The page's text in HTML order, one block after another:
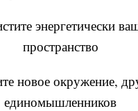
энергетически
пространство
новое окружение,
единомышленников